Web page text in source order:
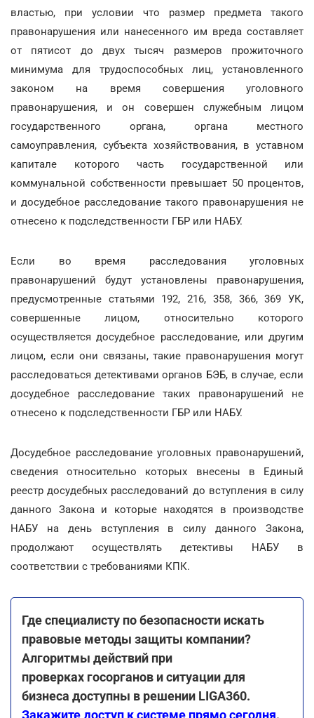
властью, при условии что размер предмета такого
правонарушения или нанесенного им вреда составляет
от пятисот до двух тысяч размеров прожиточного
минимума для трудоспособных лиц, установленного
законом на время совершения уголовного
правонарушения, и он совершен служебным лицом
государственного органа, органа местного
самоуправления, субъекта хозяйствования, в уставном
капитале которого часть государственной или
коммунальной собственности превышает 50 процентов,
и досудебное расследование такого правонарушения не
отнесено к подследственности ГБР или НАБУ.
Если во время расследования уголовных
правонарушений будут установлены правонарушения,
предусмотренные статьями 192, 216, 358, 366, 369 УК,
совершенные лицом, относительно которого
осуществляется досудебное расследование, или другим
лицом, если они связаны, такие правонарушения могут
расследоваться детективами органов БЭБ, в случае, если
досудебное расследование таких правонарушений не
отнесено к подследственности ГБР или НАБУ.
Досудебное расследование уголовных правонарушений,
сведения относительно которых внесены в Единый
реестр досудебных расследований до вступления в силу
данного Закона и которые находятся в производстве
НАБУ на день вступления в силу данного Закона,
продолжают осуществлять детективы НАБУ в
соответствии с требованиями КПК.
Где специалисту по безопасности искать
правовые методы защиты компании?
Алгоритмы действий при
проверках госорганов и ситуации для
бизнеса доступны в решении LIGA360.
Закажите доступ к системе прямо сегодня.